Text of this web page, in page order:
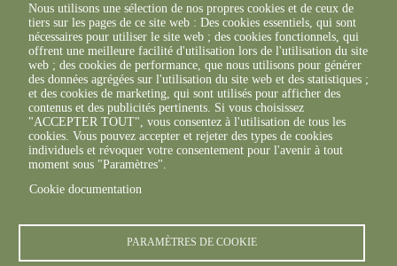
Mentions légales
Nous utilisons une sélection de nos propres cookies et de ceux de
tiers sur les pages de ce site web : Des cookies essentiels, qui sont
nécessaires pour utiliser le site web ; des cookies fonctionnels, qui
offrent une meilleure facilité d'utilisation lors de l'utilisation du site
web ; des cookies de performance, que nous utilisons pour générer
des données agrégées sur l'utilisation du site web et des statistiques ;
et des cookies de marketing, qui sont utilisés pour afficher des
contenus et des publicités pertinents. Si vous choisissez
"ACCEPTER TOUT", vous consentez à l'utilisation de tous les
cookies. Vous pouvez accepter et rejeter des types de cookies
individuels et révoquer votre consentement pour l'avenir à tout
moment sous "Paramètres".
Cookie documentation
PARAMÈTRES DE COOKIE